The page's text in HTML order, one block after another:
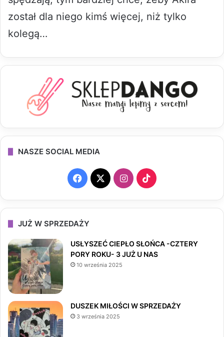
został dla niego kimś więcej, niż tylko
kolegą…
NASZE SOCIAL MEDIA
F
a
c
e
b
k
X
I
n
a
T
i
T
o
JUŻ W SPRZEDAŻY
USŁYSZEĆ CIEPŁO SŁOŃCA -CZTERY
PORY ROKU- 3 JUŻ U NAS
10 września 2025
DUSZEK MIŁOŚCI W SPRZEDAŻY
3 września 2025